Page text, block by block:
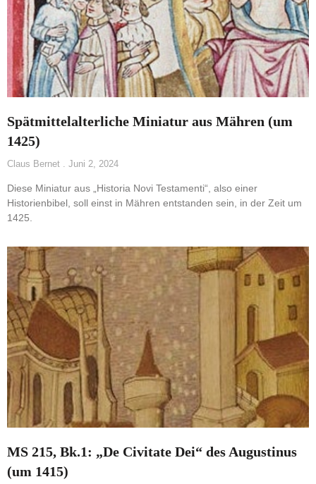
Spätmittelalterliche Miniatur aus Mähren (um
1425)
Claus Bernet Juni 2, 2024
Diese Miniatur aus „Historia Novi Testamenti“, also einer
Historienbibel, soll einst in Mähren entstanden sein, in der Zeit um
1425.
MS 215, Bk.1: „De Civitate Dei“ des Augustinus
(um 1415)